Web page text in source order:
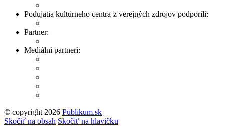
Podujatia kultúrneho centra z verejných zdrojov podporili:
Partner:
Mediálni partneri:
© copyright 2026 Publikum.sk
Tvorba stránok: Enjoy
Skočiť na obsah Skočiť na hlavičku